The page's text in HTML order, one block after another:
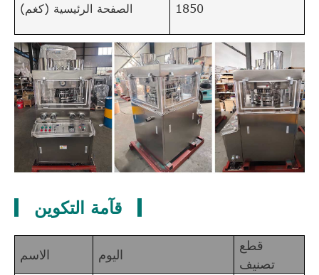
الصفحة الرئيسية (كغم) 1850
قآمة التكوين
الاسم اليوم
قطع
تصنيف